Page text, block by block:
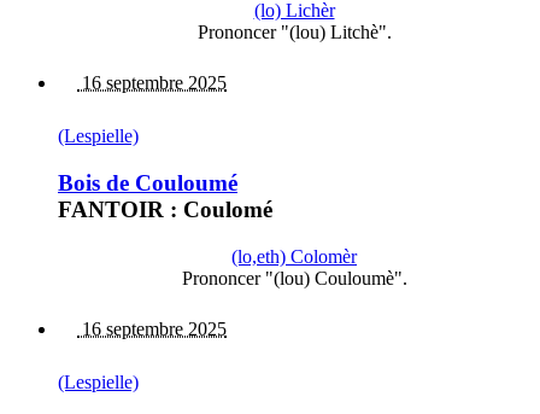
(lo) Lichèr
Prononcer "(lou) Litchè".
16 septembre 2025
(Lespielle)
Bois de Couloumé
FANTOIR : Coulomé
(lo,eth) Colomèr
Prononcer "(lou) Couloumè".
16 septembre 2025
(Lespielle)